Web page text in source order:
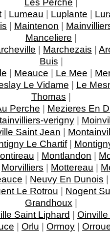
| Lumeau | Luplante |
| Maintenon |
Manceliere |
| Marchezais |
Buis |
| Meauce | Le Mee |
Le Vidame | Le
Thomas |
Perche | Mezieres En
verigny|
Saint Jean |
Le Chartif|
| Montlandon |
Morvilliers | Mottereau |
| Neuvy En Dunois
Le Rotrou | Nogent
Grandhoux |
Saint Liphard |
| Orlu | Ormoy |